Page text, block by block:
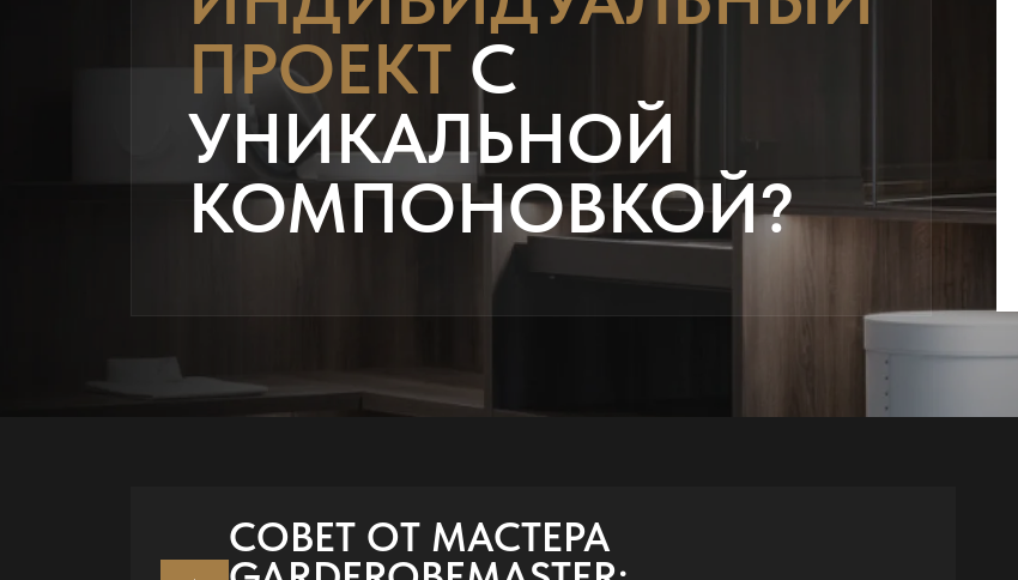
ПРОЕКТ С
УНИКАЛЬНОЙ
КОМПОНОВКОЙ?
СОВЕТ ОТ МАСТЕРА